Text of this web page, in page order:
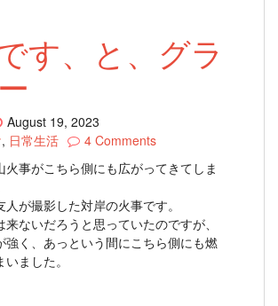
す、と、グラ
August 19, 2023
, 日常生活
4 Comments
火事がこちら側にも広がってきてしま
が撮影した対岸の火事です。
ないだろうと思っていたのですが、
強く、あっという間にこちら側にも燃
ました。